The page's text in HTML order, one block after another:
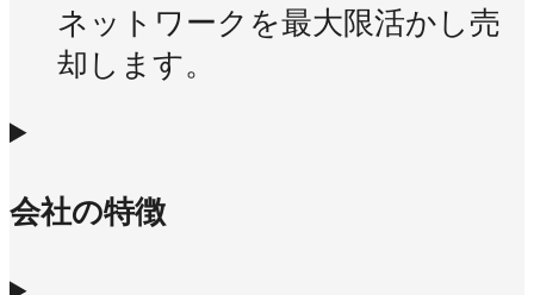
ネットワークを最大限活かし売
却します。
会社の特徴